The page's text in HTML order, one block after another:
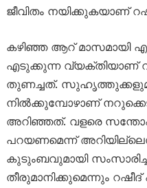
ജീവിതം നയിക്കുകയാണ്
കഴിഞ്ഞ ആറ് മാസമായി
എടുക്കുന്ന വ്യക്തിയാണ്
തുണച്ചത്.
നില്‍ക്കുമ്പോഴാണ്
അറിഞ്ഞത്. വളരെ
പറയണമെന്ന്
കുടുംബവുമായി
തീരുമാനിക്കുമെന്നും